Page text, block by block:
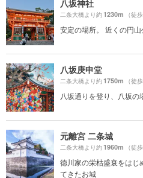
八坂神社
二条大橋より約1230m （徒
安定の場所。 近くの円山
八坂庚申堂
二条大橋より約1750m （徒
八坂通りを登り、八坂の
元離宮 二条城
二条大橋より約1960m （徒
徳川家の栄枯盛衰をはじ
てきたお城